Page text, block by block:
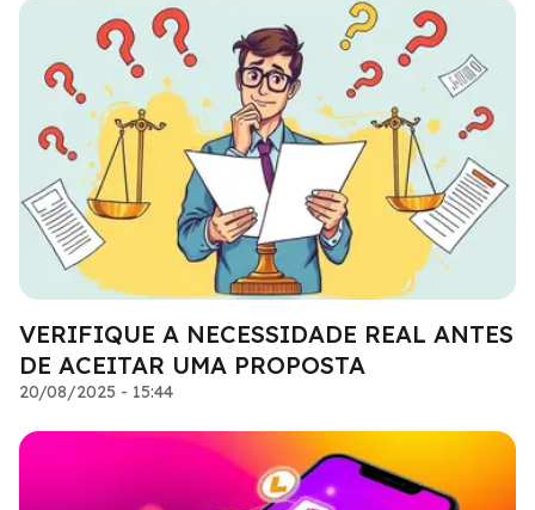
VERIFIQUE A NECESSIDADE REAL ANTES
DE ACEITAR UMA PROPOSTA
20/08/2025 - 15:44